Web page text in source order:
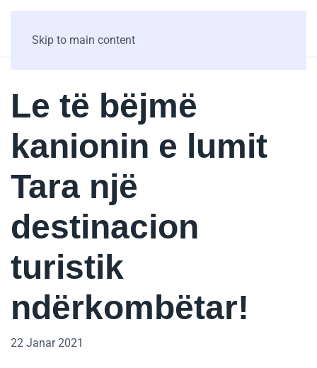
Skip to main content
Le të bëjmë
kanionin e lumit
Tara një
destinacion
turistik
ndërkombëtar!
22 Janar 2021